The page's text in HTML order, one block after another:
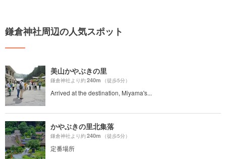
鎌倉神社周辺の人気スポット
美山かやぶきの里
鎌倉神社より約240m （徒歩5分）
Arrived at the destination, Miyama's...
かやぶきの里北集落
鎌倉神社より約240m （徒歩5分）
定番場所